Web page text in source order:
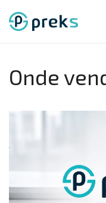
para
o
Onde